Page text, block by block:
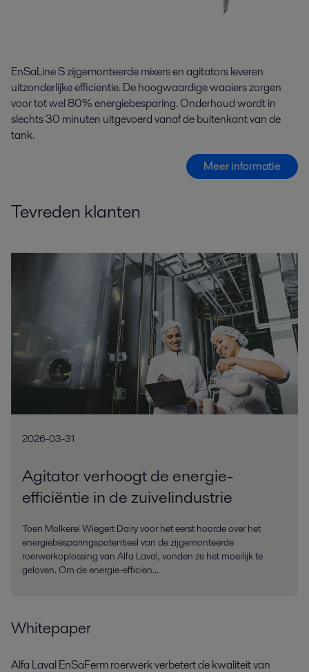
EnSaLine S zijgemonteerde mixers en agitators leveren
uitzonderlijke efficiëntie. De hoogwaardige waaiers zorgen
voor tot wel 80% energiebesparing. Onderhoud wordt in
slechts 30 minuten uitgevoerd vanaf de buitenkant van de
tank.
Meer informatie
Tevreden klanten
2026-03-31
Agitator verhoogt de energie-
efficiëntie in de zuivelindustrie
Toen Molkerei Wiegert Dairy voor het eerst hoorde over het
energiebesparingspotentieel van de zijgemonteerde
roerwerkoplossing van Alfa Laval, vonden ze het moeilijk te
geloven. Om de energie-efficiën...
Whitepaper
Alfa Laval EnSaFerm roerwerk verbetert de kwaliteit van